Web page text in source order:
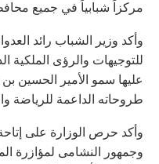
مركزاً شبابياً في جميع
وأكد وزير الشباب رائد
للتوجيهات والرؤى الملكية
عليها سمو الأمير الحسين بن
طروحاته الداعمة للرياضة
وأكد حرص الوزارة على
وجمهور النشامى لمؤازرة